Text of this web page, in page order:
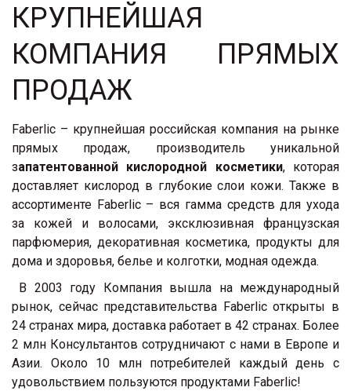
КРУПНЕЙШАЯ
КОМПАНИЯ ПРЯМЫХ
ПРОДАЖ
Faberlic – крупнейшая российская компания на рынке
прямых продаж, производитель уникальной
запатентованной кислородной косметики, которая
доставляет кислород в глубокие слои кожи. Также в
ассортименте Faberlic – вся гамма средств для ухода
за кожей и волосами, эксклюзивная французская
парфюмерия, декоративная косметика, продукты для
дома и здоровья, белье и колготки, модная одежда.
В 2003 году Компания вышла на международный
рынок, сейчас представительства Faberlic открыты в
24 странах мира, доставка работает в 42 странах. Более
2 млн Консультантов сотрудничают с нами в Европе и
Азии. Около 10 млн потребителей каждый день с
удовольствием пользуются продуктами Faberlic!